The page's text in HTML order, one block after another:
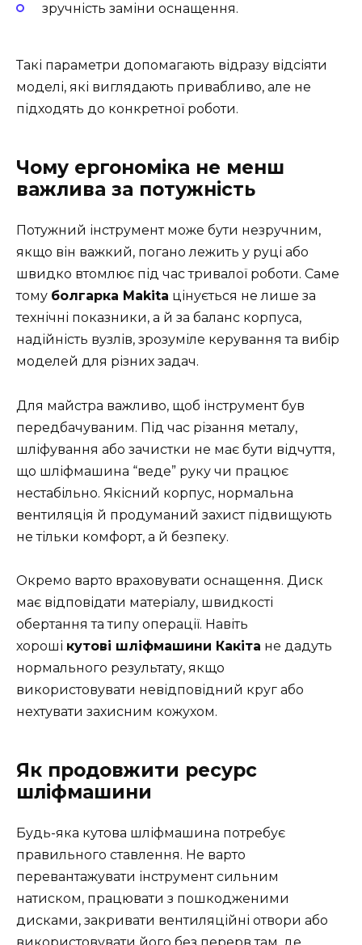
зручність заміни оснащення.
Такі параметри допомагають відразу відсіяти
моделі, які виглядають привабливо, але не
підходять до конкретної роботи.
Чому ергономіка не менш
важлива за потужність
Потужний інструмент може бути незручним,
якщо він важкий, погано лежить у руці або
швидко втомлює під час тривалої роботи. Саме
тому болгарка Makita цінується не лише за
технічні показники, а й за баланс корпуса,
надійність вузлів, зрозуміле керування та вибір
моделей для різних задач.
Для майстра важливо, щоб інструмент був
передбачуваним. Під час різання металу,
шліфування або зачистки не має бути відчуття,
що шліфмашина “веде” руку чи працює
нестабільно. Якісний корпус, нормальна
вентиляція й продуманий захист підвищують
не тільки комфорт, а й безпеку.
Окремо варто враховувати оснащення. Диск
має відповідати матеріалу, швидкості
обертання та типу операції. Навіть
хороші кутові шліфмашини Какіта не дадуть
нормального результату, якщо
використовувати невідповідний круг або
нехтувати захисним кожухом.
Як продовжити ресурс
шліфмашини
Будь-яка кутова шліфмашина потребує
правильного ставлення. Не варто
перевантажувати інструмент сильним
натиском, працювати з пошкодженими
дисками, закривати вентиляційні отвори або